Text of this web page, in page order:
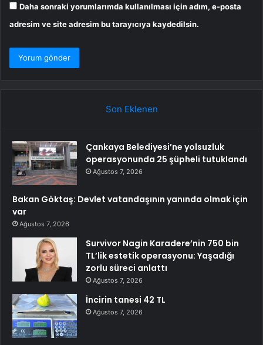
Daha sonraki yorumlarımda kullanılması için adım, e-posta
adresim ve site adresim bu tarayıcıya kaydedilsin.
Son Eklenen
Çankaya Belediyesi’ne yolsuzluk
operasyonunda 25 şüpheli tutuklandı
Ağustos 7, 2026
Bakan Göktaş: Devlet vatandaşının yanında olmak için
var
Ağustos 7, 2026
Survivor Nagin Karadere’nin 750 bin
TL’lik estetik operasyonu: Yaşadığı
zorlu süreci anlattı
Ağustos 7, 2026
İncirin tanesi 42 TL
Ağustos 7, 2026